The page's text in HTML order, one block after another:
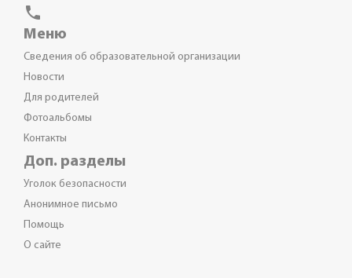
phone
Меню
Сведения об образовательной организации
Новости
Для родителей
Фотоальбомы
Контакты
Доп. разделы
Уголок безопасности
Анонимное письмо
Помощь
О сайте